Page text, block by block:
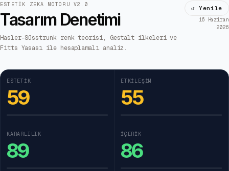
ESTETIK ZEKA MOTORU V2.0
Tasarım Denetimi
Hasler-Süsstrunk renk teorisi, Gestalt ilkeleri ve
Fitts Yasası ile hesaplamalı analiz.
↺ Yenile
16 Haziran
2026
ESTETIK
59
ETKILEŞIM
55
KARARLILIK
89
İÇERIK
86